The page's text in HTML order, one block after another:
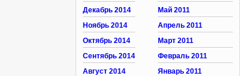
Декабрь 2014
Ноябрь 2014
Октябрь 2014
Сентябрь 2014
Август 2014
Май 2011
Апрель 2011
Март 2011
Февраль 2011
Январь 2011